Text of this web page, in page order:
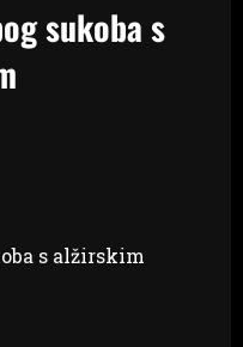
sukoba s